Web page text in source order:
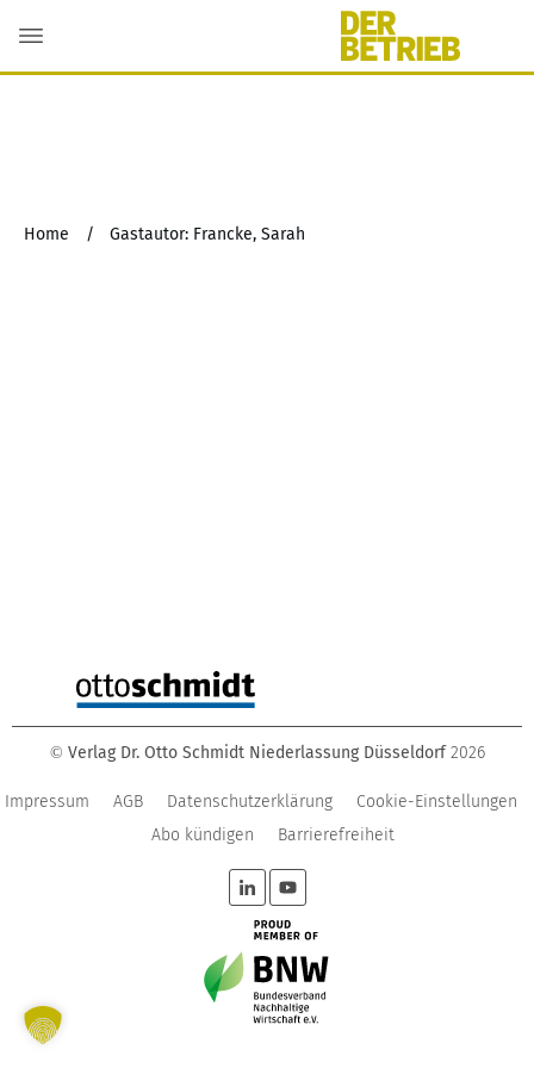
Home / Gastautor: Francke, Sarah
© Verlag Dr. Otto Schmidt Niederlassung Düsseldorf 2026
Impressum AGB Datenschutzerklärung
Cookie-Einstellungen
Abo kündigen
Barrierefreiheit